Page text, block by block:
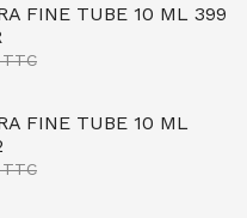
FINE TUBE 10 ML 399
FINE TUBE 10 ML